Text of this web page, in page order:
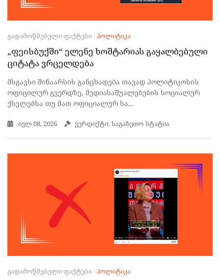
ᲒᲐᲓᲐᲛᲝᲬᲛᲔᲑᲣᲚᲘ ᲤᲐᲥᲢᲔᲑᲘ ·ᲞᲝᲚᲘᲢᲘᲙᲐ
„ფეისბუქში“ ელენე ხოშტარიას გაყალბებული
ციტატა ვრცელდება
მსგავსი შინაარსის განცხადება თავად პოლიტიკოსის
ოფიცილურ გვერდზე, მედიასაშუალებების სოციალურ
ქსელებსა თუ მათ ოფიციალურ სა...
ივლ 08, 2026 ვერდიქტი: საგაზეთო სტატია
ᲒᲐᲓᲐᲛᲝᲬᲛᲔᲑᲣᲚᲘ ᲤᲐᲥᲢᲔᲑᲘ ·ᲞᲝᲚᲘᲢᲘᲙᲐ